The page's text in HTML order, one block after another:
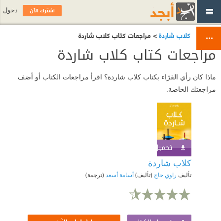
> مراجعات كتاب ‎⁨كلاب شاردة
مراجعات كتاب ‎⁨كلاب شاردة
ماذا كان رأي القرّاء بكتاب ‎⁨كلاب شاردة؟ اقرأ مراجعات الكتاب أو أضف
مراجعتك الخاصة.
تحميل الكتاب
تأليف راوي حاج (تأليف)أسامة أسعد (ترجمة)
اشترك الآن دخول